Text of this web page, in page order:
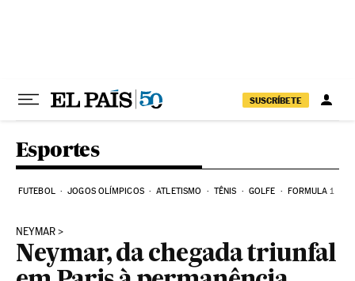
SUSCRÍBETE
Esportes
FUTEBOL JOGOS OLÍMPICOS ATLETISMO TÊNIS GOLFE FORMULA 1
NEYMAR
Neymar, da chegada triunfal